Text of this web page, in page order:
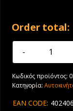
Order total:
225/60R17
Speed
Life
ποσότητα
Κωδικός προϊόντος:
Κατηγορία:
EAN CODE: